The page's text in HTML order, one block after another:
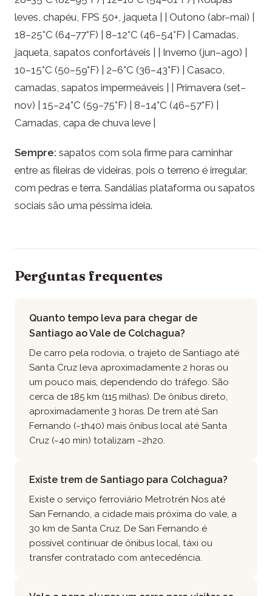
leves, chapéu, FPS 50+, jaqueta | | Outono (abr–mai) |
18–25°C (64–77°F) | 8–12°C (46–54°F) | Camadas,
jaqueta, sapatos confortáveis | | Inverno (jun–ago) |
10–15°C (50–59°F) | 2–6°C (36–43°F) | Casaco,
camadas, sapatos impermeáveis | | Primavera (set–
nov) | 15–24°C (59–75°F) | 8–14°C (46–57°F) |
Camadas, capa de chuva leve |
Sempre: sapatos com sola firme para caminhar
entre as fileiras de videiras, pois o terreno é irregular,
com pedras e terra. Sandálias plataforma ou sapatos
sociais são uma péssima ideia.
Perguntas frequentes
Quanto tempo leva para chegar de
Santiago ao Vale de Colchagua?
De carro pela rodovia, o trajeto de Santiago até
Santa Cruz leva aproximadamente 2 horas ou
um pouco mais, dependendo do tráfego. São
cerca de 185 km (115 milhas). De ônibus direto,
aproximadamente 3 horas. De trem até San
Fernando (~1h40) mais ônibus local até Santa
Cruz (~40 min) totalizam ~2h20.
Existe trem de Santiago para Colchagua?
Existe o serviço ferroviário Metrotrén Nos até
San Fernando, a cidade mais próxima do vale, a
30 km de Santa Cruz. De San Fernando é
possível continuar de ônibus local, táxi ou
transfer contratado com antecedência.